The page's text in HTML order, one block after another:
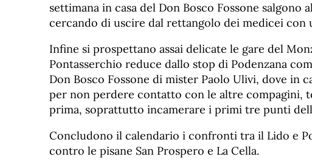
settimana in casa del Don Bosco Fossone
cercando di uscire dal rettangolo dei medicei con
Infine si prospettano assai delicate le gare del
Pontasserchio reduce dallo stop di Podenzana
Don Bosco Fossone di mister Paolo Ulivi, dove in
per non perdere contatto con le altre compagini,
prima, soprattutto incamerare i primi tre punti
Concludono il calendario i confronti tra il Lido e
contro le pisane San Prospero e La Cella.